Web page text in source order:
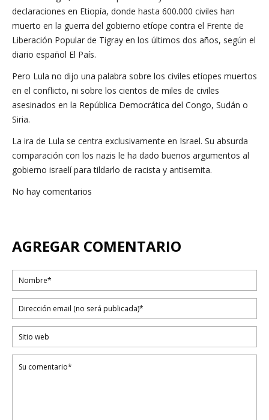
declaraciones en Etiopía, donde hasta 600.000 civiles han
muerto en la guerra del gobierno etíope contra el Frente de
Liberación Popular de Tigray en los últimos dos años, según el
diario español El País.
Pero Lula no dijo una palabra sobre los civiles etíopes muertos
en el conflicto, ni sobre los cientos de miles de civiles
asesinados en la República Democrática del Congo, Sudán o
Siria.
La ira de Lula se centra exclusivamente en Israel. Su absurda
comparación con los nazis le ha dado buenos argumentos al
gobierno israelí para tildarlo de racista y antisemita.
No hay comentarios
AGREGAR COMENTARIO